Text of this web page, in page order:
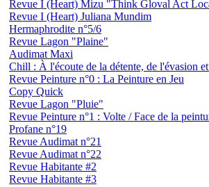
Revue I (Heart) Mizu "Think Gloval Act
Revue I (Heart) Juliana Mundim
Hermaphrodite n°5/6
Revue Lagon "Plaine"
Audimat Maxi
Chill : À l'écoute de la détente, de l'évasion
Revue Peinture n°0 : La Peinture en Jeu
Copy Quick
Revue Lagon "Pluie"
Revue Peinture n°1 : Volte / Face de la
Profane n°19
Revue Audimat n°21
Revue Audimat n°22
Revue Habitante #2
Revue Habitante #3